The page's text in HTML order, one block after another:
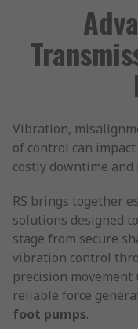
Vibration,
of control can
costly downtime and
RS brings together
solutions designed
stage from secure
vibration control
precision movement
reliable force
foot pumps.